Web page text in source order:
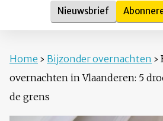
Nieuwsbrief
Home › Bijzonder overnachten ›
overnachten in Vlaanderen: 5
de grens